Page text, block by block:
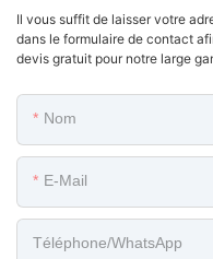
Il vous suffit de laisser votre
dans le formulaire de contact
devis gratuit pour notre large
Nom
E-Mail
Téléphone/WhatsApp